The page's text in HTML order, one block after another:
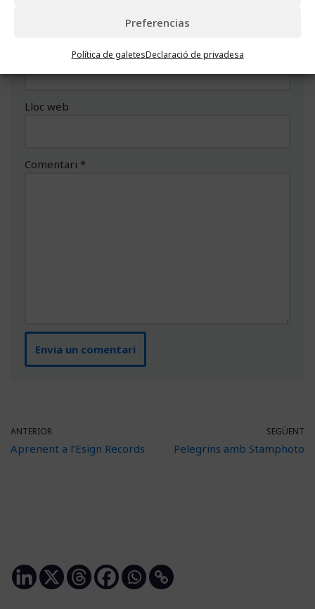
Preferencias
Política de galetesDeclaració de privadesa
Correu electrònic
Lloc web
Comentari *
ANTERIOR
Aprenent a l’Esign Records
SEGÜENT
Pelegrins amb Stamphoto